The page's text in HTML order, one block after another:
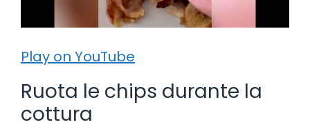
Play on YouTube
Ruota le chips durante la
cottura